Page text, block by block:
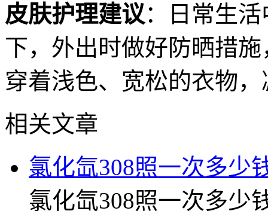
皮肤护理建议：日常生
下，外出时做好防晒措
穿着浅色、宽松的衣物
相关文章
氯化氙308照一次多少
氯化氙308照一次多少